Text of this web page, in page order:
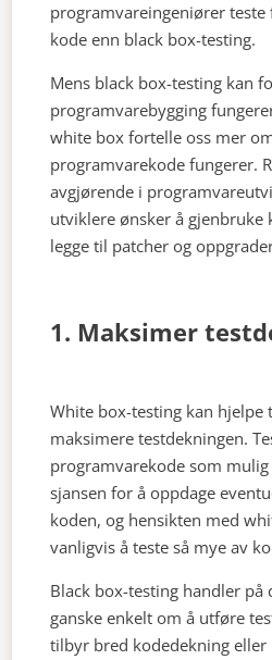
programvareingeniører teste
kode enn black box-testing.
Mens black box-testing kan
programvarebygging
white box fortelle oss mer
programvarekode fungerer.
avgjørende i
utviklere ønsker å gjenbruke
legge til patcher og
1. Maksimer
White box-testing kan hjelpe
maksimere testdekningen.
programvarekode som
sjansen for å oppdage
koden, og hensikten med
vanligvis å teste så mye av
Black box-testing handler på
ganske enkelt om å utføre
tilbyr bred kodedekning eller